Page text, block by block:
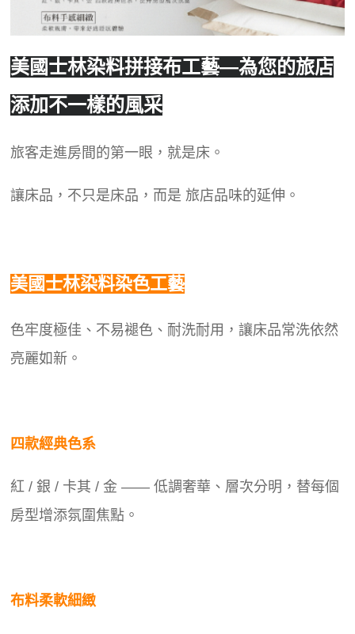
美國士林染料拼接布工藝—為您的旅店
添加不一樣的風采
旅客走進房間的第一眼，就是床。
讓床品，不只是床品，而是 旅店品味的延伸。
美國士林染料染色工藝
色牢度極佳、不易褪色、耐洗耐用，讓床品常洗依然
亮麗如新。
四款經典色系
紅 / 銀 / 卡其 / 金 —— 低調奢華、層次分明，替每個
房型增添氛圍焦點。
布料柔軟細緻